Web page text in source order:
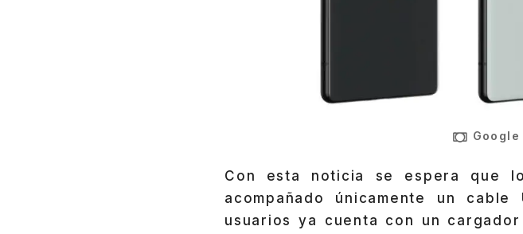
Con esta noticia se espera que
acompañado únicamente un cable
usuarios ya cuenta con un